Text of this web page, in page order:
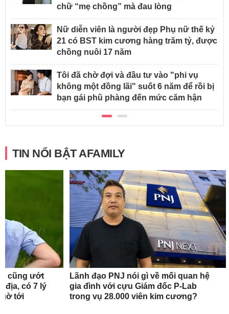
chữ “mẹ chồng” mà đau lòng
Nữ diễn viên là người đẹp Phụ nữ thế kỷ
21 có BST kim cương hàng trăm tỷ, được
chồng nuôi 17 năm
Tôi đã chờ đợi và đầu tư vào "phi vụ
không một đồng lãi" suốt 6 năm để rồi bị
bạn gái phũ phàng đến mức căm hận
TIN NỔI BẬT AFAMILY
cũng ướt
địa, có 7 lý
tới
Lãnh đạo PNJ nói gì về mối quan hệ
gia đình với cựu Giám đốc P-Lab
trong vụ 28.000 viên kim cương?